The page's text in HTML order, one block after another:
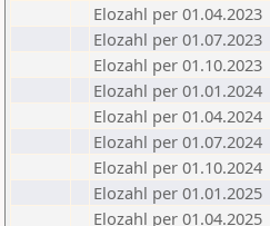
Elozahl per 01.04.2023
Elozahl per 01.07.2023
Elozahl per 01.10.2023
Elozahl per 01.01.2024
Elozahl per 01.04.2024
Elozahl per 01.07.2024
Elozahl per 01.10.2024
Elozahl per 01.01.2025
Elozahl per 01.04.2025